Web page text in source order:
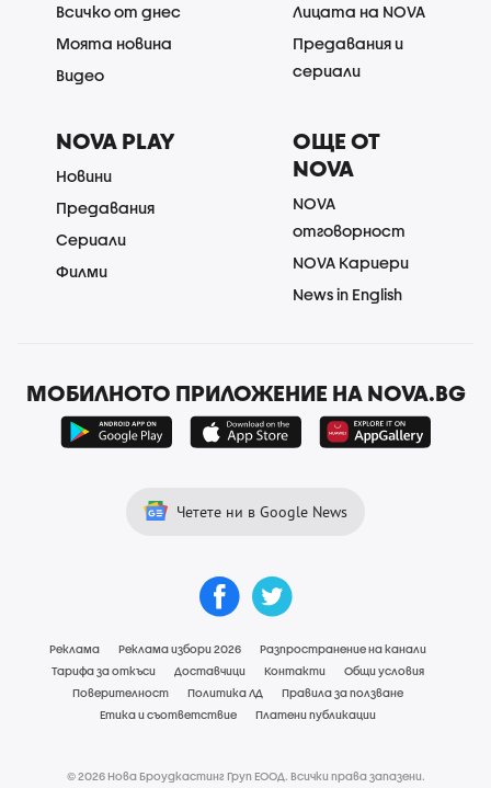
Всичко от днес
Моята новина
Видео
Лицата на NOVA
Предавания и
сериали
NOVA PLAY
Новини
Предавания
Сериали
Филми
ОЩЕ ОТ
NOVA
NOVA
отговорност
NOVA Кариери
News in English
МОБИЛНОТО ПРИЛОЖЕНИЕ НА NOVA.BG
Четете ни в Google News
Реклама Реклама избори 2026
Разпространение на канали
Тарифа за откъси
Доставчици Контакти
Общи условия
Поверителност
Политика ЛД
Правила за ползване
Етика и съответствие
Платени публикации
© 2026 Нова Броудкастинг Груп ЕООД. Всички права запазени.